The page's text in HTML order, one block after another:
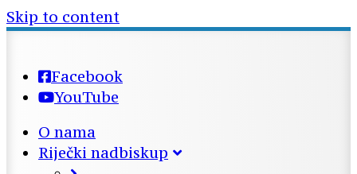
Skip to content
Facebook
YouTube
O nama
Riječki nadbiskup